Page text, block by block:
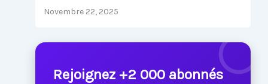
Novembre 22, 2025
Rejoignez +2 000 abonnés